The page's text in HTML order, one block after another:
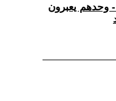
- وحدهم يعبرون